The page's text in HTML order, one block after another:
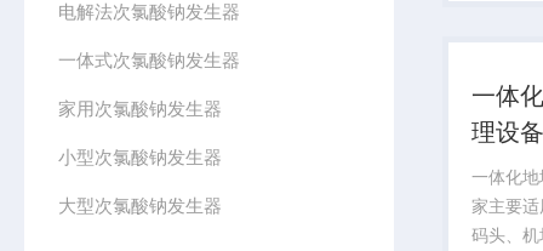
电解法次氯酸钠发生器
一体式次氯酸钠发生器
家用次氯酸钠发生器
小型次氯酸钠发生器
大型次氯酸钠发生器
一体
理设
一体化
家主要
码头、